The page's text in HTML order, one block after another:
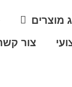
מוצרים
צור